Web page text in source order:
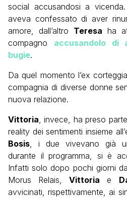
social accusandosi a
aveva confessato di aver
amore, dall’altro Teresa ha
compagno accusandolo di
bugie.
Da quel momento l’ex
compagnia di diverse donne
nuova relazione.
Vittoria , invece, ha preso
reality dei sentimenti insieme
Bosis , i due vivevano già
durante il programma, si è
Infatti solo dopo pochi giorni
Morus Relais,Vittoria e
avvicinati, rispettivamente, ai